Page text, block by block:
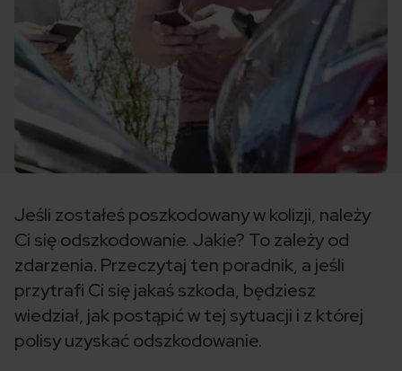
Jeśli zostałeś poszkodowany w kolizji, należy
Ci się odszkodowanie. Jakie? To zależy od
zdarzenia. Przeczytaj ten poradnik, a jeśli
przytrafi Ci się jakaś szkoda, będziesz
wiedział, jak postąpić w tej sytuacji i z której
polisy uzyskać odszkodowanie.